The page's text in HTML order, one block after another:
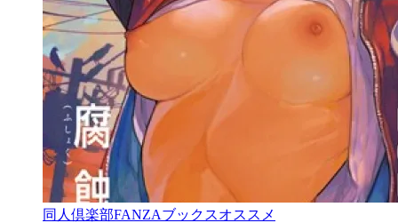
同人倶楽部FANZAブックスオススメ